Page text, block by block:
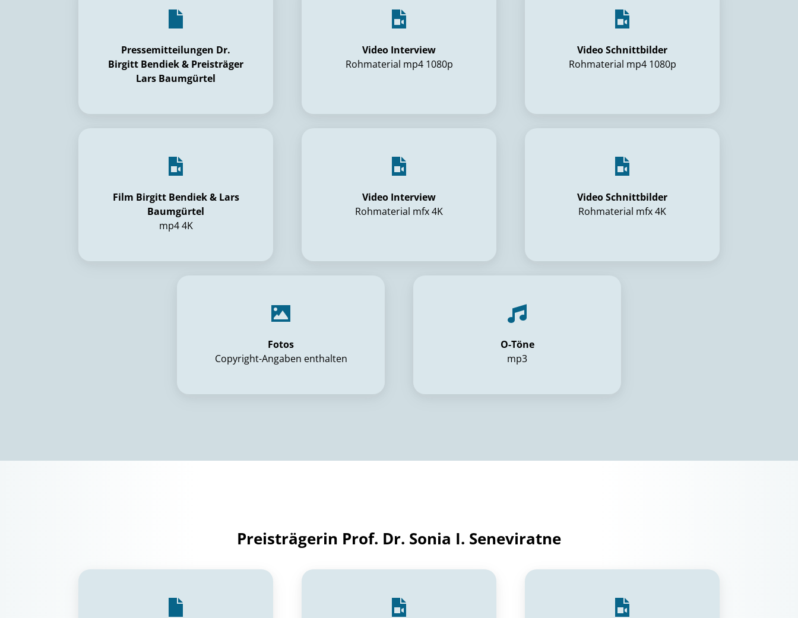
Pressemitteilungen Dr.
Birgitt Bendiek & Preisträger
Lars Baumgürtel
Video Interview
Rohmaterial mp4 1080p
Video Schnittbilder
Rohmaterial mp4 1080p
Film Birgitt Bendiek & Lars
Baumgürtel
mp4 4K
Video Interview
Rohmaterial mfx 4K
Video Schnittbilder
Rohmaterial mfx 4K
Fotos
Copyright-Angaben enthalten
O-Töne
mp3
Preisträgerin Prof. Dr. Sonia I. Seneviratne